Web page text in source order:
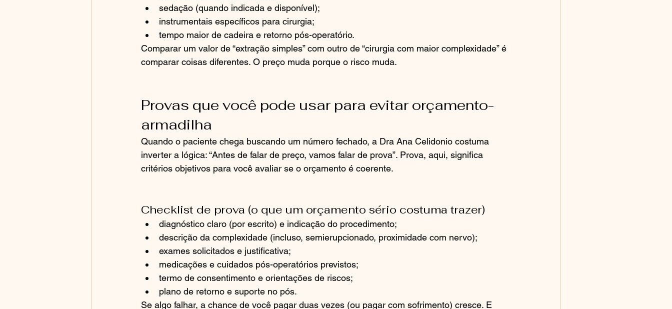
sedação (quando indicada e disponível);
instrumentais específicos para cirurgia;
tempo maior de cadeira e retorno pós-operatório.
Comparar um valor de “extração simples” com outro de “cirurgia com maior complexidade” é
comparar coisas diferentes. O preço muda porque o risco muda.
Provas que você pode usar para evitar orçamento-
armadilha
Quando o paciente chega buscando um número fechado, a Dra Ana Celidonio costuma
inverter a lógica: “Antes de falar de preço, vamos falar de prova”. Prova, aqui, significa
critérios objetivos para você avaliar se o orçamento é coerente.
Checklist de prova (o que um orçamento sério costuma trazer)
diagnóstico claro (por escrito) e indicação do procedimento;
descrição da complexidade (incluso, semierupcionado, proximidade com nervo);
exames solicitados e justificativa;
medicações e cuidados pós-operatórios previstos;
termo de consentimento e orientações de riscos;
plano de retorno e suporte no pós.
Se algo falhar, a chance de você pagar duas vezes (ou pagar com sofrimento) cresce. E